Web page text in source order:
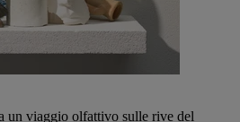
un viaggio olfattivo sulle rive del